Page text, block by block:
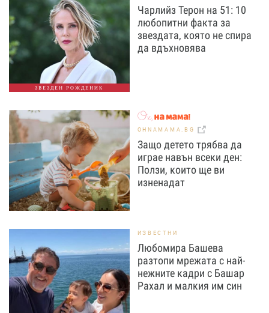
ЗВЕЗДЕН РОЖДЕНИК
Чарлийз Терон на 51: 10
любопитни факта за
звездата, която не спира
да вдъхновява
OHNAMAMA.BG
Защо детето трябва да
играе навън всеки ден:
Ползи, които ще ви
изненадат
ИЗВЕСТНИ
Любомира Башева
разтопи мрежата с най-
нежните кадри с Башар
Рахал и малкия им син